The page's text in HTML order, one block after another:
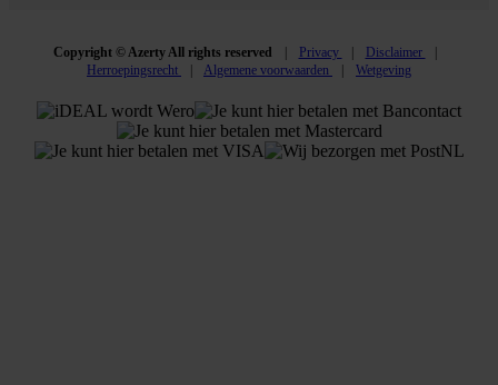
Copyright © Azerty All rights reserved Privacy
Disclaimer
Herroepingsrecht
Algemene voorwaarden Wetgeving